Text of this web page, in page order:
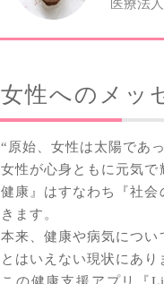
医療法
女性へのメッ
“原始、女性は太陽であっ
女性が心身ともに元気
健康』はすなわち『社
きます。
本来、健康や病気につ
とはいえない現状にあり
この健康支援アプリ『